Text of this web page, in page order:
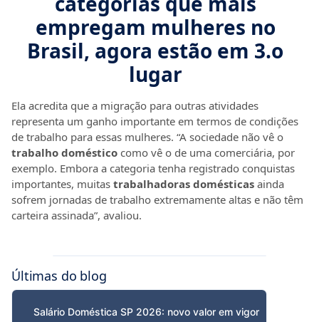
empregam mulheres no
Brasil, agora estão em 3.o
lugar
Ela acredita que a migração para outras atividades
representa um ganho importante em termos de condições
de trabalho para essas mulheres. “A sociedade não vê o
trabalho doméstico como vê o de uma comerciária, por
exemplo. Embora a categoria tenha registrado conquistas
importantes, muitas trabalhadoras domésticas ainda
sofrem jornadas de trabalho extremamente altas e não têm
carteira assinada”, avaliou.
Últimas do blog
Salário Doméstica SP 2026: novo valor em vigor